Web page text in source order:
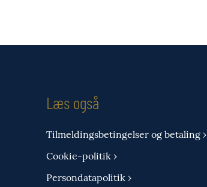
Læs også
Tilmeldingsbetingelser og betaling ›
Cookie-politik ›
Persondatapolitik ›